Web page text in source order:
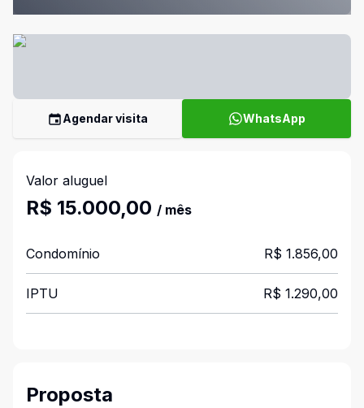
Agendar visita WhatsApp
Valor aluguel
R$ 15.000,00 / mês
Condomínio R$ 1.856,00
IPTU R$ 1.290,00
Proposta